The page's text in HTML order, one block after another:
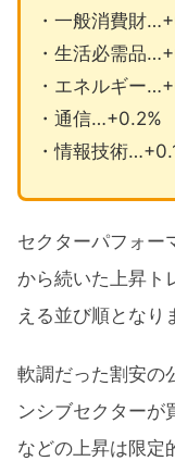
・一般消費財
・生活必需品
・エネルギー
・通信…+0.2%
・情報技術
セクターパフォー
から続いた上昇ト
える並び順となり
軟調だった割安の
ンシブセクターが
などの上昇は限定